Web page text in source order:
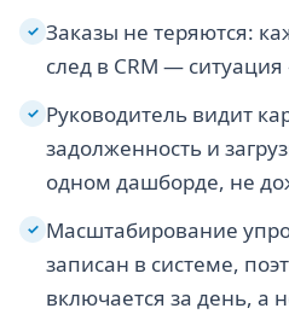
✓ Заказы не теряются:
след в CRM —
✓ Руководитель видит
задолженность и
одном дашборде, не
✓ Масштабирование
записан в системе,
включается за день, а